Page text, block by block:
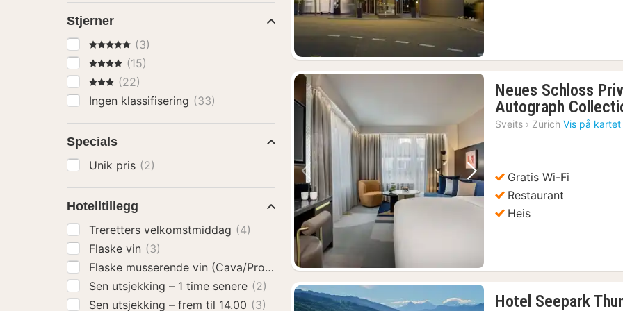
Forrige bilde Neste bilde
Neues Schloss
Autograph
Sveits › Zürich Vis på kartet
Gratis Wi-Fi
Restaurant
Heis
Hotel Seepark
Stjerner
5 Stjerner(3)
4 Stjerner
(15)
3 Stjerner
(22)
Ingen klassifisering (33)
Specials
Unik pris (2)
Hotelltillegg
Treretters velkomstmiddag (4)
Flaske vin (3)
Flaske musserende vin (Cava/Prosecco)(5)
Sen utsjekking – 1 time senere (2)
Sen utsjekking – frem til 14.00 (3)